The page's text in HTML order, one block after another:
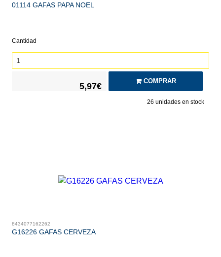
01114 GAFAS PAPA NOEL
Cantidad
5,97€
COMPRAR
26 unidades en stock
8434077162262
G16226 GAFAS CERVEZA